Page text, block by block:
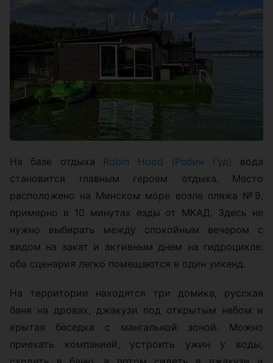
На базе отдыха Robin Hood (Робин Гуд) вода
становится главным героем отдыха. Место
расположено на Минском море возле пляжа №9,
примерно в 10 минутах езды от МКАД. Здесь не
нужно выбирать между спокойным вечером с
видом на закат и активным днем на гидроцикле:
оба сценария легко помещаются в один уикенд.
На территории находятся три домика, русская
баня на дровах, джакузи под открытым небом и
крытая беседка с мангальной зоной. Можно
приехать компанией, устроить ужин у воды,